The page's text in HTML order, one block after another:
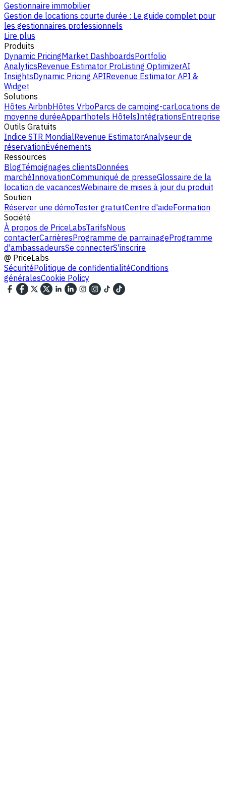
Gestionnaire immobilier
Gestion de locations courte durée : Le guide complet pour
les gestionnaires professionnels
Lire plus
Produits
Dynamic PricingMarket DashboardsPortfolio
AnalyticsRevenue Estimator ProListing OptimizerAI
InsightsDynamic Pricing APIRevenue Estimator API &
Widget
Solutions
Hôtes AirbnbHôtes VrboParcs de camping-carLocations de
moyenne duréeApparthotels HôtelsIntégrationsEntreprise
Outils Gratuits
Indice STR MondialRevenue EstimatorAnalyseur de
réservationÉvénements
Ressources
BlogTémoignages clientsDonnées
marchéInnovationCommuniqué de presseGlossaire de la
location de vacancesWebinaire de mises à jour du produit
Soutien
Réserver une démoTester gratuitCentre d'aideFormation
Société
À propos de PriceLabsTarifsNous
contacterCarrièresProgramme de parrainageProgramme
d'ambassadeursSe connecterS'inscrire
@ PriceLabs
SécuritéPolitique de confidentialitéConditions
généralesCookie Policy